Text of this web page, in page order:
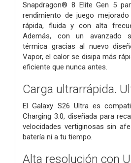
Snapdragon® 8 Elite Gen 5
rendimiento de juego
rápida, fluida y con alta
Además, con un avanzado
térmica gracias al nuevo
Vapor, el calor se disipa más
eficiente que nunca antes.
Carga ultrarrápida.
El Galaxy S26 Ultra es
Charging 3.0, diseñada para
velocidades vertiginosas sin
batería ni a tu tiempo.
Alta resolución con